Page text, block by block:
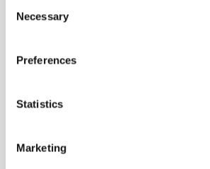
Selection
Necessary
Preferences
Statistics
Marketing